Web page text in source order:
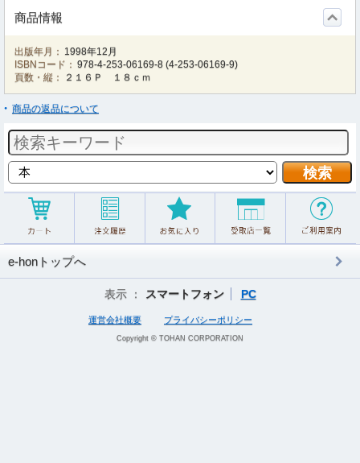
商品情報
出版年月： 1998年12月
ISBNコード： 978-4-253-06169-8 (4-253-06169-9)
頁数・縦：
２１６Ｐ １８ｃｍ
商品の返品について
e-honトップへ
表示 ： スマートフォン PC
運営会社概要 プライバシーポリシー
Copyright © TOHAN CORPORATION